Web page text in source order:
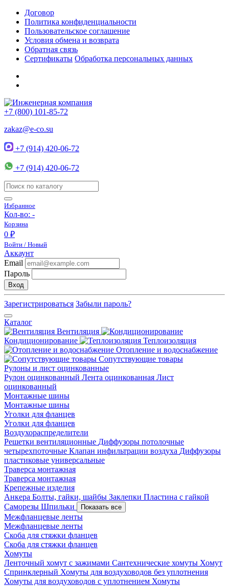
Договор
Политика конфиденциальности
Пользовательское соглашение
Условия обмена и возврата
Обратная связь
Сертификаты Обработка персональных данных
+7 (800) 101-85-72
zakaz@e-co.su
+7 (914) 420-06-72
+7 (914) 420-06-72
Избранное
Кол-во: -
Корзина
0 ₽
Войти / Новый
Аккаунт
Email
Пароль
Вход
Зарегистрироваться Забыли пароль?
Каталог
Вентиляция
Кондиционирование
Теплоизоляция
Отопление и водоснабжение
Сопутствующие товары
Рулоны и лист оцинкованные
Рулон оцинкованный Лента оцинкованная Лист
оцинкованный
Монтажные шины
Монтажные шины
Уголки для фланцев
Уголки для фланцев
Воздухораспределители
Решетки вентиляционные Диффузоры потолочные
четырехпоточные Клапан инфильтрации воздуха Диффузоры
пластиковые универсальные
Траверса монтажная
Траверса монтажная
Крепежные изделия
Анкера Болты, гайки, шайбы Заклепки Пластина с гайкой
Саморезы Шпильки Показать все
Межфланцевые ленты
Межфланцевые ленты
Скоба для стяжки фланцев
Скоба для стяжки фланцев
Хомуты
Ленточный хомут с зажимами Сантехнические хомуты Хомут
Спринклерный Хомуты для воздуховодов без уплотнения
Хомуты для воздуховодов с уплотнением Хомуты